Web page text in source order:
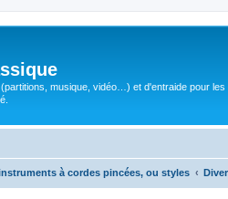
musique, vidéo…) et d'entraide pour
à cordes pincées, ou styles